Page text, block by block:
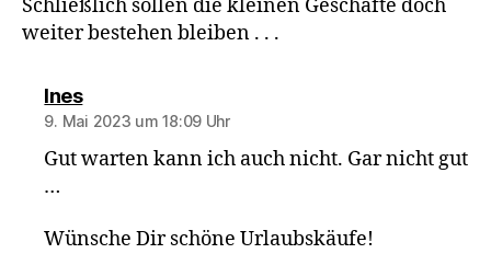
Schließlich sollen die kleinen Geschäfte doch
weiter bestehen bleiben . . .
Inessagt:
9. Mai 2023 um 18:09 Uhr
Gut warten kann ich auch nicht. Gar nicht gut
…
Wünsche Dir schöne Urlaubskäufe!